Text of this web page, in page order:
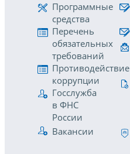
Программные
средства
Перечень
обязательных
требований
Противодействие
коррупции
Госслужба
в ФНС
России
Вакансии